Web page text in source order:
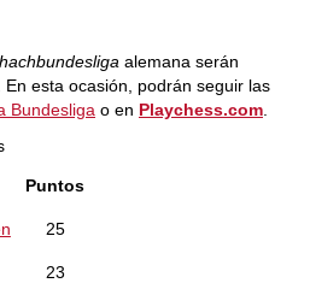
alemana serán
esta ocasión, podrán seguir las
Bundesliga o en Playchess.com
Puntos
25
23